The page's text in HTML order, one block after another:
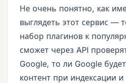
Не очень понятно, как
выглядеть этот сервис —
набор плагинов к
сможет через API
Google, то ли Google
контент при индексации